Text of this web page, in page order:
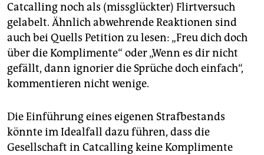
Catcalling noch als (missglückter) Flirtversuch
gelabelt. Ähnlich abwehrende Reaktionen sind
auch bei Quells Petition zu lesen: „Freu dich doch
über die Komplimente“ oder „Wenn es dir nicht
gefällt, dann ignorier die Sprüche doch einfach“,
kommentieren nicht wenige.
Die Einführung eines eigenen Strafbestands
könnte im Idealfall dazu führen, dass die
Gesellschaft in Catcalling keine Komplimente